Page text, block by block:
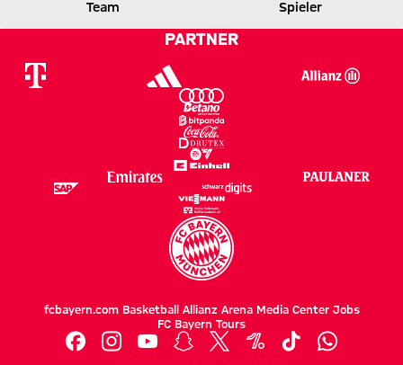
SCP
Zwischenergebnis:
0 zu 2 nach Erste Halbzeit
FCB
Team Spieler
PARTNER
fcbayern.com Basketball Allianz Arena Media Center Jobs
FC Bayern Tours